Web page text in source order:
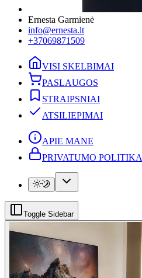
Ernesta Garmienė
info@ernesta.lt
+37069871509
VISI SKELBIMAI
PASLAUGOS
STRAIPSNIAI
ATSILIEPIMAI
APIE MANE
PRIVATUMO POLITIKA
Toggle Sidebar